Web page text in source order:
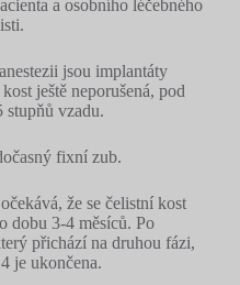
a osobního léčebného
jsou implantáty
ještě neporušená, pod
stupňů vzadu.
fixní zub.
že se čelistní kost
dobu 3-4 měsíců. Po
přichází na druhou fázi,
je ukončena.